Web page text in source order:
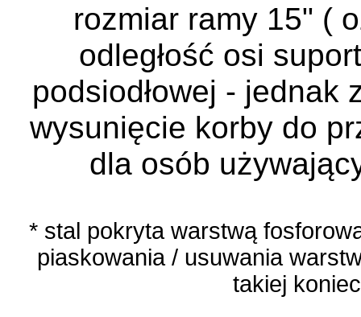
rozmiar ramy 15" (
odległość osi
podsiodłowej - jednak
wysunięcie korby do
dla osób
* stal pokryta warstwą
piaskowania / usuwania
takiej